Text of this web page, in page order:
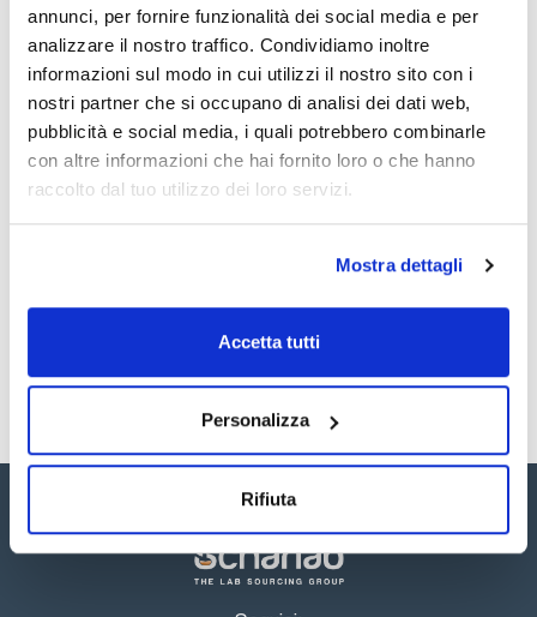
annunci, per fornire funzionalità dei social media e per
analizzare il nostro traffico. Condividiamo inoltre
informazioni sul modo in cui utilizzi il nostro sito con i
nostri partner che si occupano di analisi dei dati web,
pubblicità e social media, i quali potrebbero combinarle
con altre informazioni che hai fornito loro o che hanno
raccolto dal tuo utilizzo dei loro servizi.
Mostra dettagli
Accetta tutti
Personalizza
Rifiuta
Subdivision (ml) : 1
Height (mm) : PMP (TPX®)
Pack (u.) : 5
Provette di forma bassa con base circolare dall'eccellente
resistenza chimica. Sono autoclavabili, hanno graduazioni
permanenti stampate sui cilindri e possono sopportare
Vedi di più
Documentazione tecnica
TDS / Scheda tecnica
COA
Registrati per i download
Registrati per i download